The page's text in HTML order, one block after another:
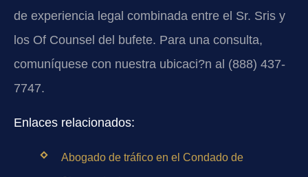
de experiencia legal combinada entre el Sr. Sris y
los Of Counsel del bufete. Para una consulta,
comuníquese con nuestra ubicaci?n al (888) 437-
7747.
Enlaces relacionados:
Abogado de tráfico en el Condado de